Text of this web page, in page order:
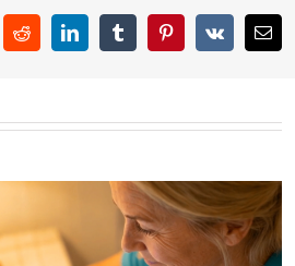
RedditLinkedInTumblrPinterest
Vk Email